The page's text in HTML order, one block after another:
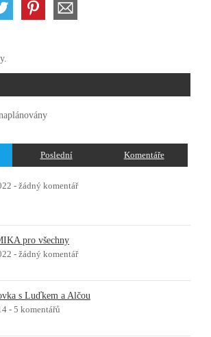
Poslední Komentáře
- žádný komentář
pro všechny
- žádný komentář
s Luďkem a Alčou
- 5 komentářů